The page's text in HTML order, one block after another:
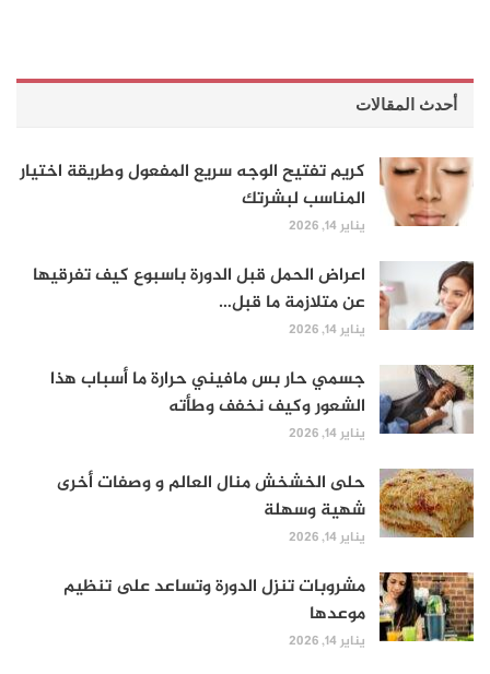
أحدث المقالات
كريم تفتيح الوجه سريع المفعول وطريقة اختيار
المناسب لبشرتك
يناير 14, 2026
اعراض الحمل قبل الدورة باسبوع كيف تفرقيها
عن متلازمة ما قبل…
يناير 14, 2026
جسمي حار بس مافيني حرارة ما أسباب هذا
الشعور وكيف نخفف وطأته
يناير 14, 2026
حلى الخشخش منال العالم و وصفات أخرى
شهية وسهلة
يناير 14, 2026
مشروبات تنزل الدورة وتساعد على تنظيم
موعدها
يناير 14, 2026